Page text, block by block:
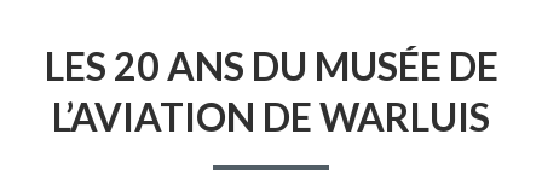
LES 20 ANS DU MUSÉE DE
L’AVIATION DE WARLUIS